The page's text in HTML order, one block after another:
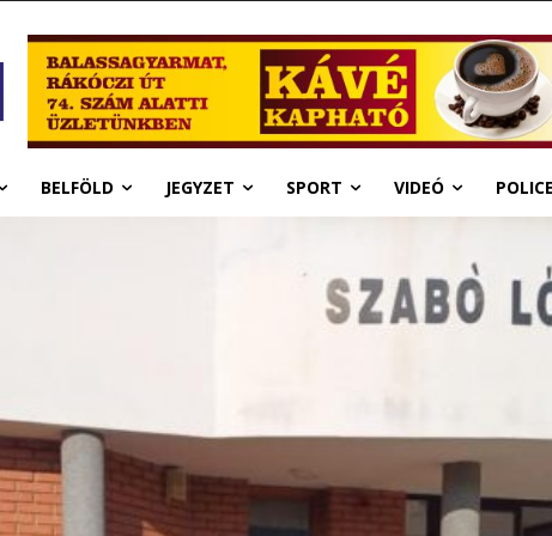
BELFÖLD JEGYZET SPORT VIDEÓ